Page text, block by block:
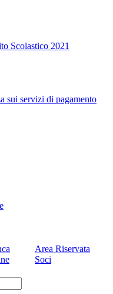
Scolastico 2021
sui servizi di pagamento
Area Riservata
Soci